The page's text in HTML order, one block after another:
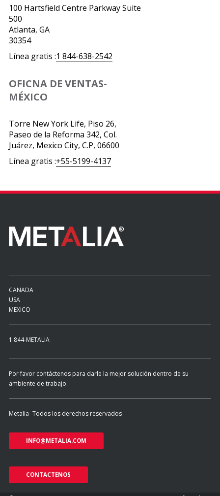
100 Hartsfield Centre Parkway Suite
500
Atlanta, GA
30354
Línea gratis :1 844-638-2542
OFICNA DE VENTAS-
MÉXICO
Torre New York Life, Piso 26,
Paseo de la Reforma 342, Col.
Juárez, Mexico City, C.P, 06600
Línea gratis :+55-5199-4137
CANADA
USA
MEXICO
1 844-METALIA
Por favor contáctenos para darle la mejor solución dentro de su
ambiente de trabajo.
Metalia- Todos los derechos reservados
INFO@METALIA.COM
CONTACTENOS